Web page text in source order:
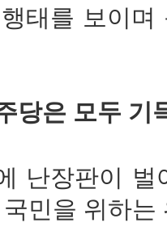
태를 보이
당은 모두 기
난장판이
민을 위하